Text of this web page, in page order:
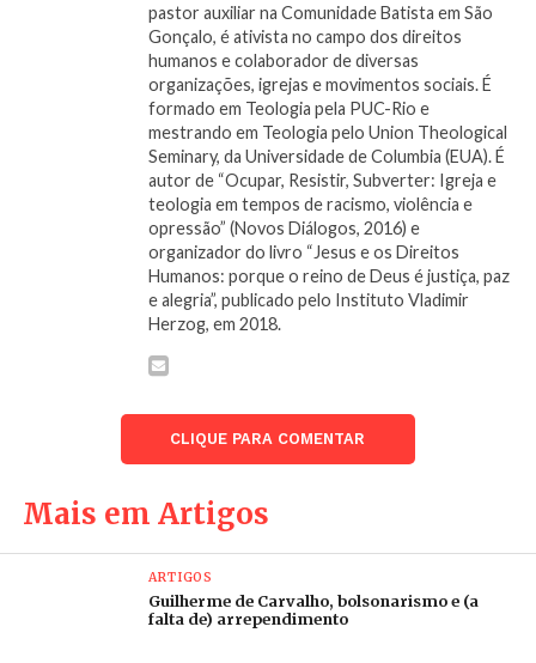
No primeiro caso, o assassino é absolvido, protegido
por uma lei que lhe atribuiu legítima defesa. No
segundo caso, o PM é absolvido ao alegar que o tiro
foi acidental. Assim é a morte deTamir Rice, de 12
, em Cleveland, ou a deEduardo de Jesus, de 10,
no Complexo do Alemão. Ou suspeitos, ou vítimas
“não esperadas”.
Em 1963, King faria aquele que seria seu discurso
mais famoso, em Washington, que ficou conhecido
como “I Have a Dream”. Ali, a ênfase de King estava
e repercutido. Se por um lado, as repressões foram
extremamente violentas, por outro, as mobilizações
se tornaram um desafio impossível de ser contido
pelas autoridades americanas. Às vésperas da grande
marcha, o maior temor do presidente Kennedy e
seus conselheiros (incluindo o vice, Lyndon
Johnson) era que a ela pudesse terminar num
confronto incontrolável. Kennedy se antecipou à
grande marcha, que seria em agosto, fazendo seu
pastor auxiliar na Comunidade Batista em São
Gonçalo, é ativista no campo dos direitos
humanos e colaborador de diversas
organizações, igrejas e movimentos sociais. É
formado em Teologia pela PUC-Rio e
mestrando em Teologia pelo Union Theological
Seminary, da Universidade de Columbia (EUA). É
autor de “Ocupar, Resistir, Subverter: Igreja e
teologia em tempos de racismo, violência e
opressão” (Novos Diálogos, 2016) e
organizador do livro “Jesus e os Direitos
Humanos: porque o reino de Deus é justiça, paz
e alegria”, publicado pelo Instituto Vladimir
Herzog, em 2018.
CLIQUE PARA COMENTAR
Mais em Artigos
ARTIGOS
Guilherme de Carvalho, bolsonarismo e (a
falta de) arrependimento